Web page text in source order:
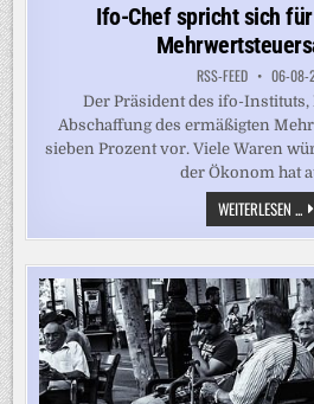
Ifo-Chef spricht sich
RSS-FEED 06-08-
Der Präsident des ifo-Instituts,
Abschaffung des ermäßigten
sieben Prozent vor. Viele Waren
der Ökonom hat
WEITERLESEN ... IFO-